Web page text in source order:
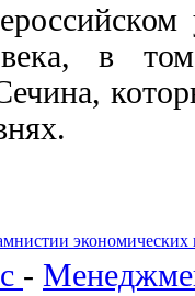
в
экономических
-